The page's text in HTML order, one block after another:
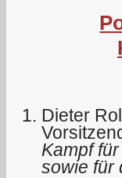
Dieter
Kampf
sowie für